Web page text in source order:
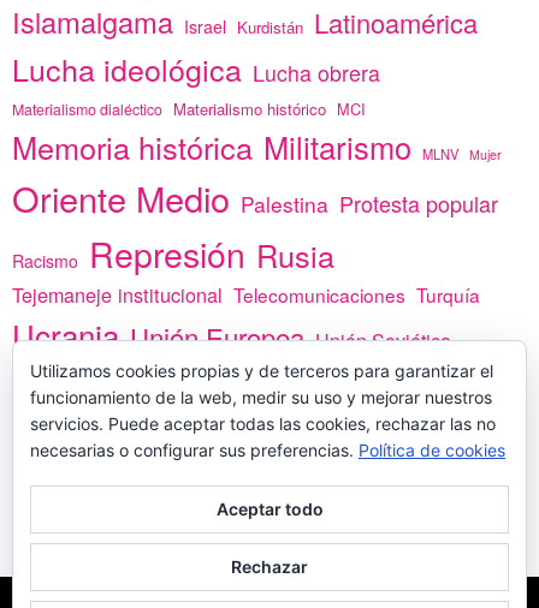
Islamalgama Israel Kurdistán Latinoamérica
Lucha ideológica Lucha obrera
Materialismo dialéctico Materialismo histórico MCI
Memoria histórica Militarismo MLNV Mujer
Oriente Medio Palestina Protesta popular
Racismo Represión Rusia
Tejemaneje institucional Telecomunicaciones Turquía
Ucrania Unión Europea Unión Soviética
vacunas Yemen África
PREGÚNTANOS
Utilizamos cookies propias y de terceros para garantizar el
funcionamiento de la web, medir su uso y mejorar nuestros
servicios. Puede aceptar todas las cookies, rechazar las no
necesarias o configurar sus preferencias. Política de cookies
Aceptar todo
Rechazar